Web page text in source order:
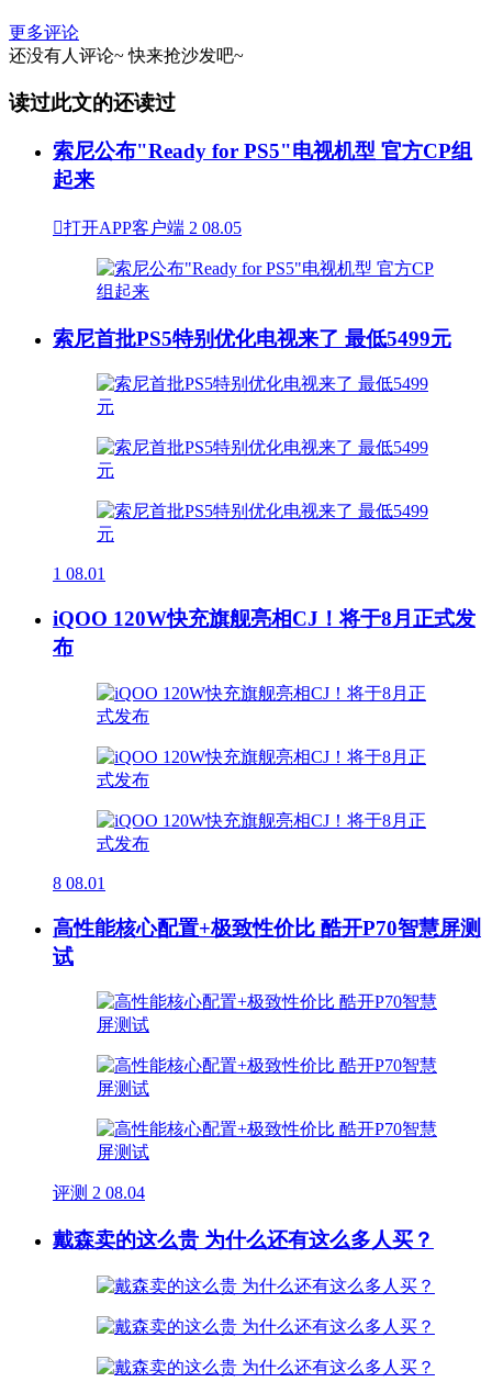
更多评论
还没有人评论~ 快来抢沙发吧~
读过此文的还读过
索尼公布"Ready for PS5"电视机型 官方CP组
起来
打开APP客户端 2 08.05
索尼首批PS5特别优化电视来了 最低5499元
1 08.01
iQOO 120W快充旗舰亮相CJ！将于8月正式发
布
8 08.01
高性能核心配置+极致性价比 酷开P70智慧屏测
试
评测 2 08.04
戴森卖的这么贵 为什么还有这么多人买？